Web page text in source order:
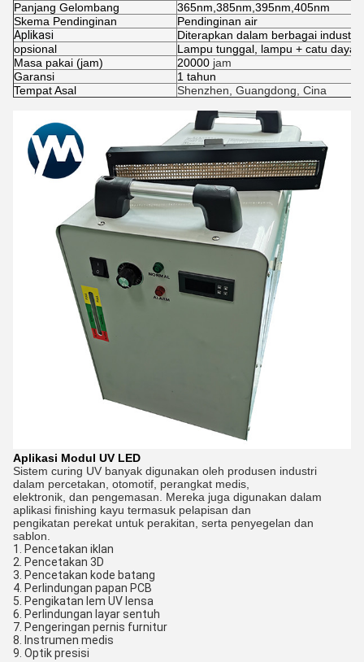
Panjang Gelombang
365nm,385nm,395nm,405nm
Skema Pendinginan
Pendinginan air
Aplikasi
Diterapkan dalam berbagai
opsional
Lampu tunggal, lampu + catu
Masa pakai (jam)
20000 jam
Garansi
1 tahun
Tempat Asal
Shenzhen, Guangdong, Cina
Aplikasi Modul UV LED
Sistem curing UV banyak digunakan oleh produsen industri
dalam percetakan, otomotif, perangkat medis,
elektronik, dan pengemasan. Mereka juga digunakan dalam
aplikasi finishing kayu termasuk pelapisan dan
pengikatan perekat untuk perakitan, serta penyegelan dan
sablon.
1. Pencetakan iklan
2. Pencetakan 3D
3. Pencetakan kode batang
4. Perlindungan papan PCB
5. Pengikatan lem UV lensa
6. Perlindungan layar sentuh
7. Pengeringan pernis furnitur
8. Instrumen medis
9. Optik presisi